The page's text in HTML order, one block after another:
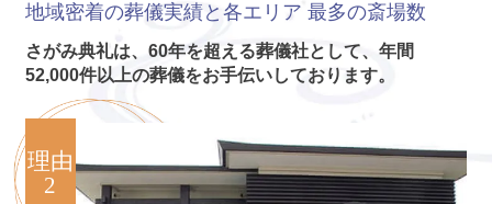
地域密着の葬儀実績と各エリア 最多の斎場数
さがみ典礼は、60年を超える葬儀社として、年間
52,000件以上の葬儀をお手伝いしております。
理由
2